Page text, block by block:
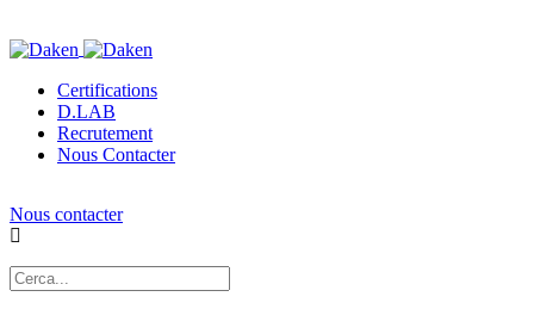
Certifications
D.LAB
Recrutement
Nous Contacter
Nous contacter